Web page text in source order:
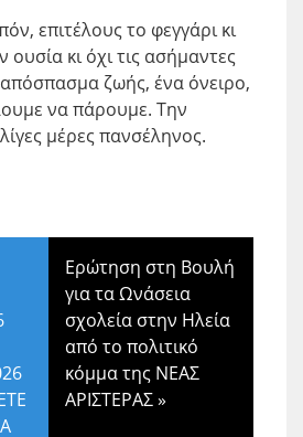
επιτέλους το φεγγάρι κι
ουσία κι όχι τις ασήμαντες
ζωής, ένα όνειρο,
να πάρουμε. Την
μέρες πανσέληνος.
Ερώτηση στη Βουλή
για τα Ωνάσεια
σχολεία στην Ηλεία
από το πολιτικό
κόμμα της ΝΕΑΣ
ΑΡΙΣΤΕΡΑΣ»